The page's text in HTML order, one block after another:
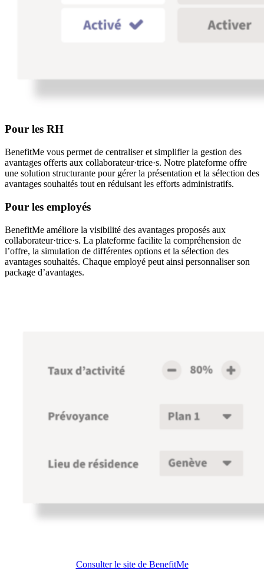
Pour les RH
BenefitMe vous permet de centraliser et simplifier la gestion des
avantages offerts aux collaborateur·trice·s. Notre plateforme offre
une solution structurante pour gérer la présentation et la sélection des
avantages souhaités tout en réduisant les efforts administratifs.
Pour les employés
BenefitMe améliore la visibilité des avantages proposés aux
collaborateur·trice·s. La plateforme facilite la compréhension de
l’offre, la simulation de différentes options et la sélection des
avantages souhaités. Chaque employé peut ainsi personnaliser son
package d’avantages.
Consulter le site de BenefitMe